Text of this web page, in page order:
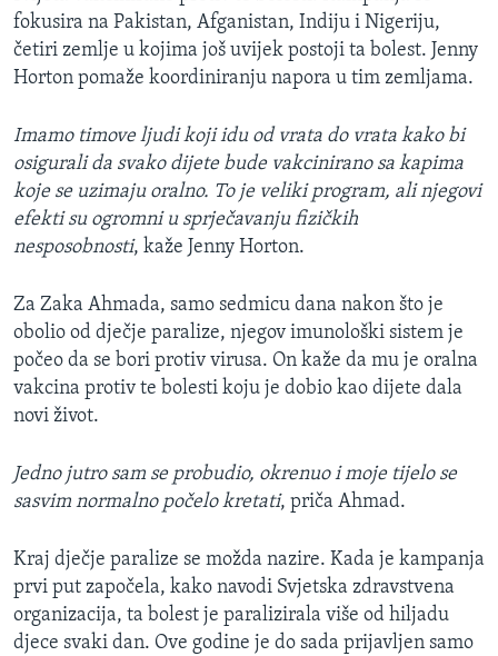
fokusira na Pakistan, Afganistan, Indiju i Nigeriju,
četiri zemlje u kojima još uvijek postoji ta bolest. Jenny
Horton pomaže koordiniranju napora u tim zemljama.
Imamo timove ljudi koji idu od vrata do vrata kako bi
osigurali da svako dijete bude vakcinirano sa kapima
koje se uzimaju oralno. To je veliki program, ali njegovi
efekti su ogromni u sprječavanju fizičkih
nesposobnosti, kaže Jenny Horton.
Za Zaka Ahmada, samo sedmicu dana nakon što je
obolio od dječje paralize, njegov imunološki sistem je
počeo da se bori protiv virusa. On kaže da mu je oralna
vakcina protiv te bolesti koju je dobio kao dijete dala
novi život.
Jedno jutro sam se probudio, okrenuo i moje tijelo se
sasvim normalno počelo kretati, priča Ahmad.
Kraj dječje paralize se možda nazire. Kada je kampanja
prvi put započela, kako navodi Svjetska zdravstvena
organizacija, ta bolest je paralizirala više od hiljadu
djece svaki dan. Ove godine je do sada prijavljen samo